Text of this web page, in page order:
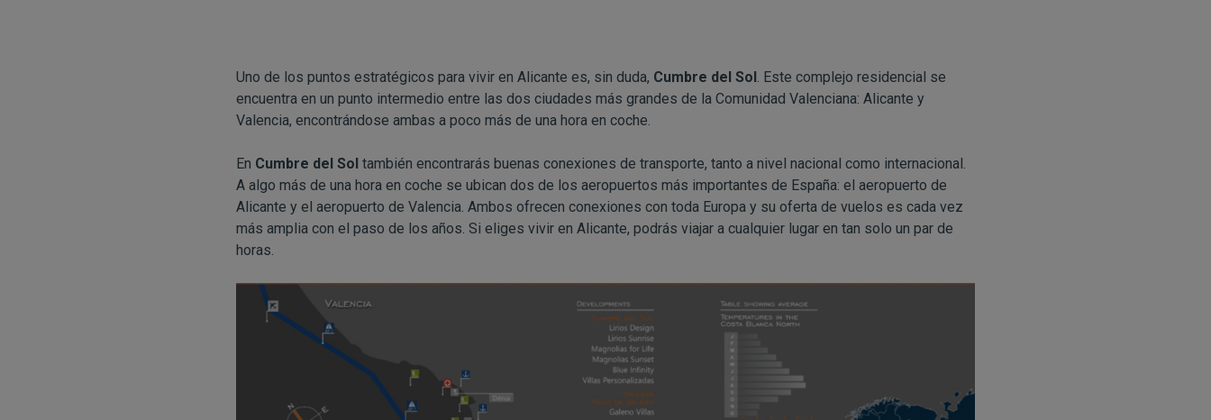
Uno de los puntos estratégicos para vivir en Alicante es, sin duda, Cumbre del Sol. Este complejo residencial se
encuentra en un punto intermedio entre las dos ciudades más grandes de la Comunidad Valenciana: Alicante y
Valencia, encontrándose ambas a poco más de una hora en coche.
En Cumbre del Sol también encontrarás buenas conexiones de transporte, tanto a nivel nacional como internacional.
A algo más de una hora en coche se ubican dos de los aeropuertos más importantes de España: el aeropuerto de
Alicante y el aeropuerto de Valencia. Ambos ofrecen conexiones con toda Europa y su oferta de vuelos es cada vez
más amplia con el paso de los años. Si eliges vivir en Alicante, podrás viajar a cualquier lugar en tan solo un par de
horas.